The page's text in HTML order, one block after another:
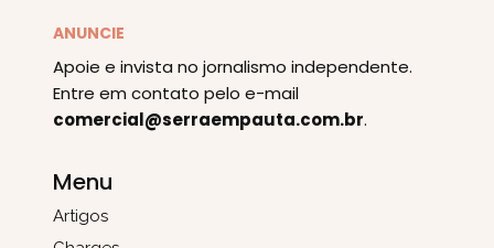
ANUNCIE
Apoie e invista no jornalismo independente.
Entre em contato pelo e-mail
comercial@serraempauta.com.br.
Menu
Artigos